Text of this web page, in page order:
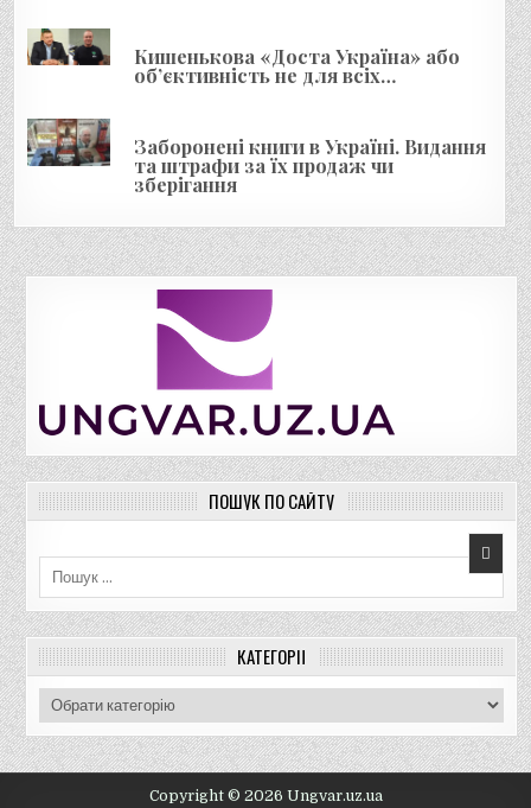
Кишенькова «Доста Україна» або
об’єктивність не для всіх…
Заборонені книги в Україні. Видання
та штрафи за їх продаж чи
зберігання
ПОШУК ПО САЙТУ
КАТЕГОРІЇ
а
т
е
Copyright © 2026 Ungvar.uz.ua